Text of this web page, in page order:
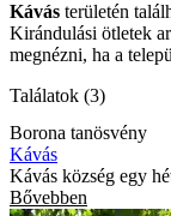
Kávás területén
Kirándulási ötletek
megnézni, ha a
Találatok (3)
Borona tanösvény
Kávás
Kávás község egy
Bővebben